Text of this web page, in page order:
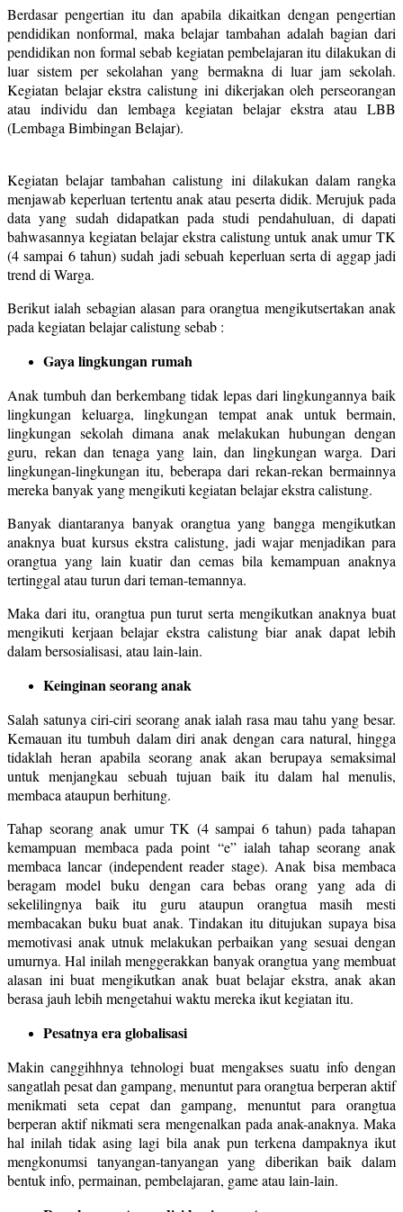
Berdasar pengertian itu dan apabila dikaitkan dengan pengertian
pendidikan nonformal, maka belajar tambahan adalah bagian dari
pendidikan non formal sebab kegiatan pembelajaran itu dilakukan di
luar sistem per sekolahan yang bermakna di luar jam sekolah.
Kegiatan belajar ekstra calistung ini dikerjakan oleh perseorangan
atau individu dan lembaga kegiatan belajar ekstra atau LBB
(Lembaga Bimbingan Belajar).
Kegiatan belajar tambahan calistung ini dilakukan dalam rangka
menjawab keperluan tertentu anak atau peserta didik. Merujuk pada
data yang sudah didapatkan pada studi pendahuluan, di dapati
bahwasannya kegiatan belajar ekstra calistung untuk anak umur TK
(4 sampai 6 tahun) sudah jadi sebuah keperluan serta di aggap jadi
trend di Warga.
Berikut ialah sebagian alasan para orangtua mengikutsertakan anak
pada kegiatan belajar calistung sebab :
Gaya lingkungan rumah
Anak tumbuh dan berkembang tidak lepas dari lingkungannya baik
lingkungan keluarga, lingkungan tempat anak untuk bermain,
lingkungan sekolah dimana anak melakukan hubungan dengan
guru, rekan dan tenaga yang lain, dan lingkungan warga. Dari
lingkungan-lingkungan itu, beberapa dari rekan-rekan bermainnya
mereka banyak yang mengikuti kegiatan belajar ekstra calistung.
Banyak diantaranya banyak orangtua yang bangga mengikutkan
anaknya buat kursus ekstra calistung, jadi wajar menjadikan para
orangtua yang lain kuatir dan cemas bila kemampuan anaknya
tertinggal atau turun dari teman-temannya.
Maka dari itu, orangtua pun turut serta mengikutkan anaknya buat
mengikuti kerjaan belajar ekstra calistung biar anak dapat lebih
dalam bersosialisasi, atau lain-lain.
Keinginan seorang anak
Salah satunya ciri-ciri seorang anak ialah rasa mau tahu yang besar.
Kemauan itu tumbuh dalam diri anak dengan cara natural, hingga
tidaklah heran apabila seorang anak akan berupaya semaksimal
untuk menjangkau sebuah tujuan baik itu dalam hal menulis,
membaca ataupun berhitung.
Tahap seorang anak umur TK (4 sampai 6 tahun) pada tahapan
kemampuan membaca pada point “e” ialah tahap seorang anak
membaca lancar (independent reader stage). Anak bisa membaca
beragam model buku dengan cara bebas orang yang ada di
sekelilingnya baik itu guru ataupun orangtua masih mesti
membacakan buku buat anak. Tindakan itu ditujukan supaya bisa
memotivasi anak utnuk melakukan perbaikan yang sesuai dengan
umurnya. Hal inilah menggerakkan banyak orangtua yang membuat
alasan ini buat mengikutkan anak buat belajar ekstra, anak akan
berasa jauh lebih mengetahui waktu mereka ikut kegiatan itu.
Pesatnya era globalisasi
Makin canggihhnya tehnologi buat mengakses suatu info dengan
sangatlah pesat dan gampang, menuntut para orangtua berperan aktif
menikmati seta cepat dan gampang, menuntut para orangtua
berperan aktif nikmati sera mengenalkan pada anak-anaknya. Maka
hal inilah tidak asing lagi bila anak pun terkena dampaknya ikut
mengkonumsi tanyangan-tanyangan yang diberikan baik dalam
bentuk info, permainan, pembelajaran, game atau lain-lain.